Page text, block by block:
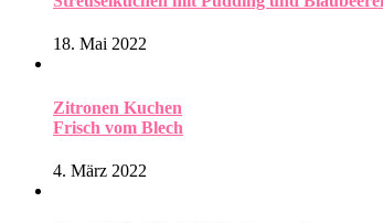
18. Mai 2022
Zitronen Kuchen
Frisch vom Blech
4. März 2022